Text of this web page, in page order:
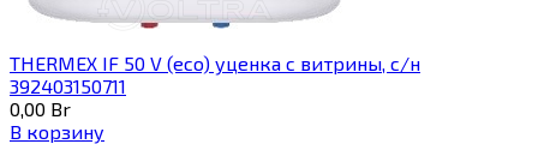
THERMEX IF 50 V (eco) уценка c витрины, с/н
392403150711
0,00 Br
В корзину